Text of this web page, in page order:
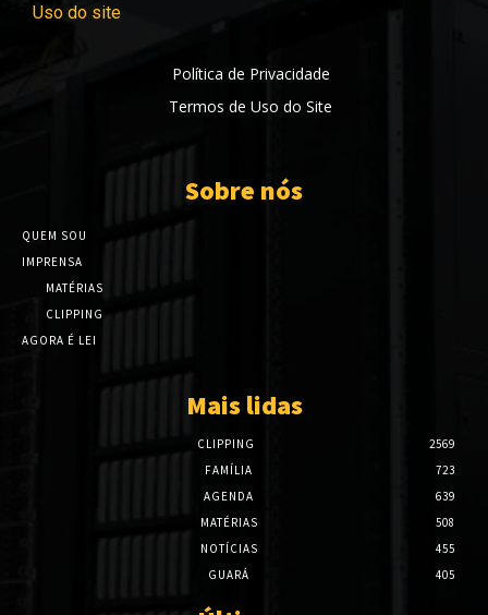
Uso do site
Política de Privacidade
Termos de Uso do Site
Sobre nós
QUEM SOU
IMPRENSA
MATÉRIAS
CLIPPING
AGORA É LEI
Mais lidas
CLIPPING
2569
FAMÍLIA
723
AGENDA
639
MATÉRIAS
508
NOTÍCIAS
455
GUARÁ
405